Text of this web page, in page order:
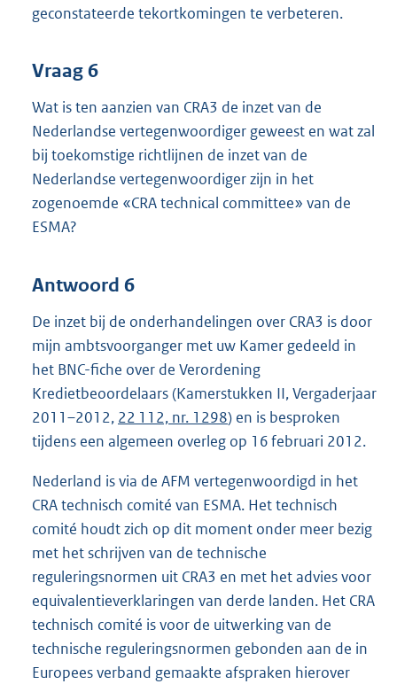
geconstateerde tekortkomingen te verbeteren.
Vraag 6
Wat is ten aanzien van CRA3 de inzet van de
Nederlandse vertegenwoordiger geweest en wat zal
bij toekomstige richtlijnen de inzet van de
Nederlandse vertegenwoordiger zijn in het
zogenoemde «CRA technical committee» van de
ESMA?
Antwoord 6
De inzet bij de onderhandelingen over CRA3 is door
mijn ambtsvoorganger met uw Kamer gedeeld in
het BNC-fiche over de Verordening
Kredietbeoordelaars (Kamerstukken II, Vergaderjaar
2011–2012, 22 112, nr. 1298) en is besproken
tijdens een algemeen overleg op 16 februari 2012.
Nederland is via de AFM vertegenwoordigd in het
CRA technisch comité van ESMA. Het technisch
comité houdt zich op dit moment onder meer bezig
met het schrijven van de technische
reguleringsnormen uit CRA3 en met het advies voor
equivalentieverklaringen van derde landen. Het CRA
technisch comité is voor de uitwerking van de
technische reguleringsnormen gebonden aan de in
Europees verband gemaakte afspraken hierover